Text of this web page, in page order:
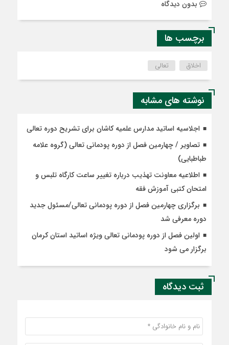
بدون دیدگاه
برچسب ها
اخلاق تعالی
نوشته های مشابه
اجلاسیه اساتید مدارس علمیه کاشان برای تشریح دوره تعالی
تصاویر / چهارمین فصل از دوره پودمانی تعالی (گروه علامه
طباطبایی)
اطلاعیه معاونت تهذیب درباره تغییر ساعت کارگاه تلبس و
امتحان کتبی آموزش فقه
برگزاری چهارمین فصل از دوره پودمانی تعالی/مسئول جدید
دوره معرفی شد
اولین فصل از دوره پودمانی تعالی ویژه اساتید استان کرمان
برگزار می شود
ثبت دیدگاه